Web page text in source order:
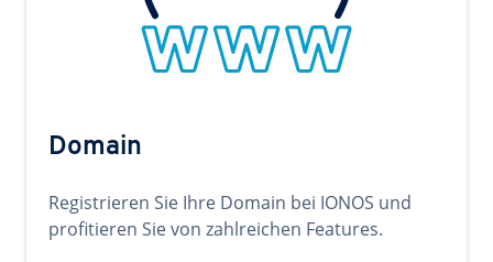
Domain
Registrieren Sie Ihre Domain bei IONOS und
profitieren Sie von zahlreichen Features.